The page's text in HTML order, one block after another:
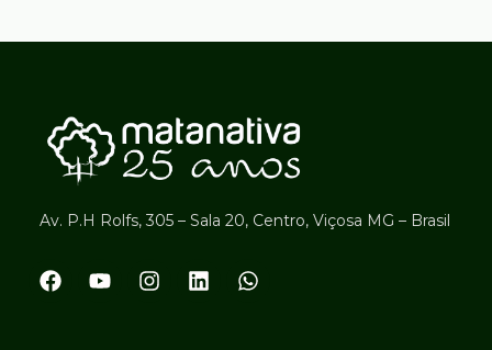
Av. P.H Rolfs, 305 – Sala 20, Centro, Viçosa MG – Brasil